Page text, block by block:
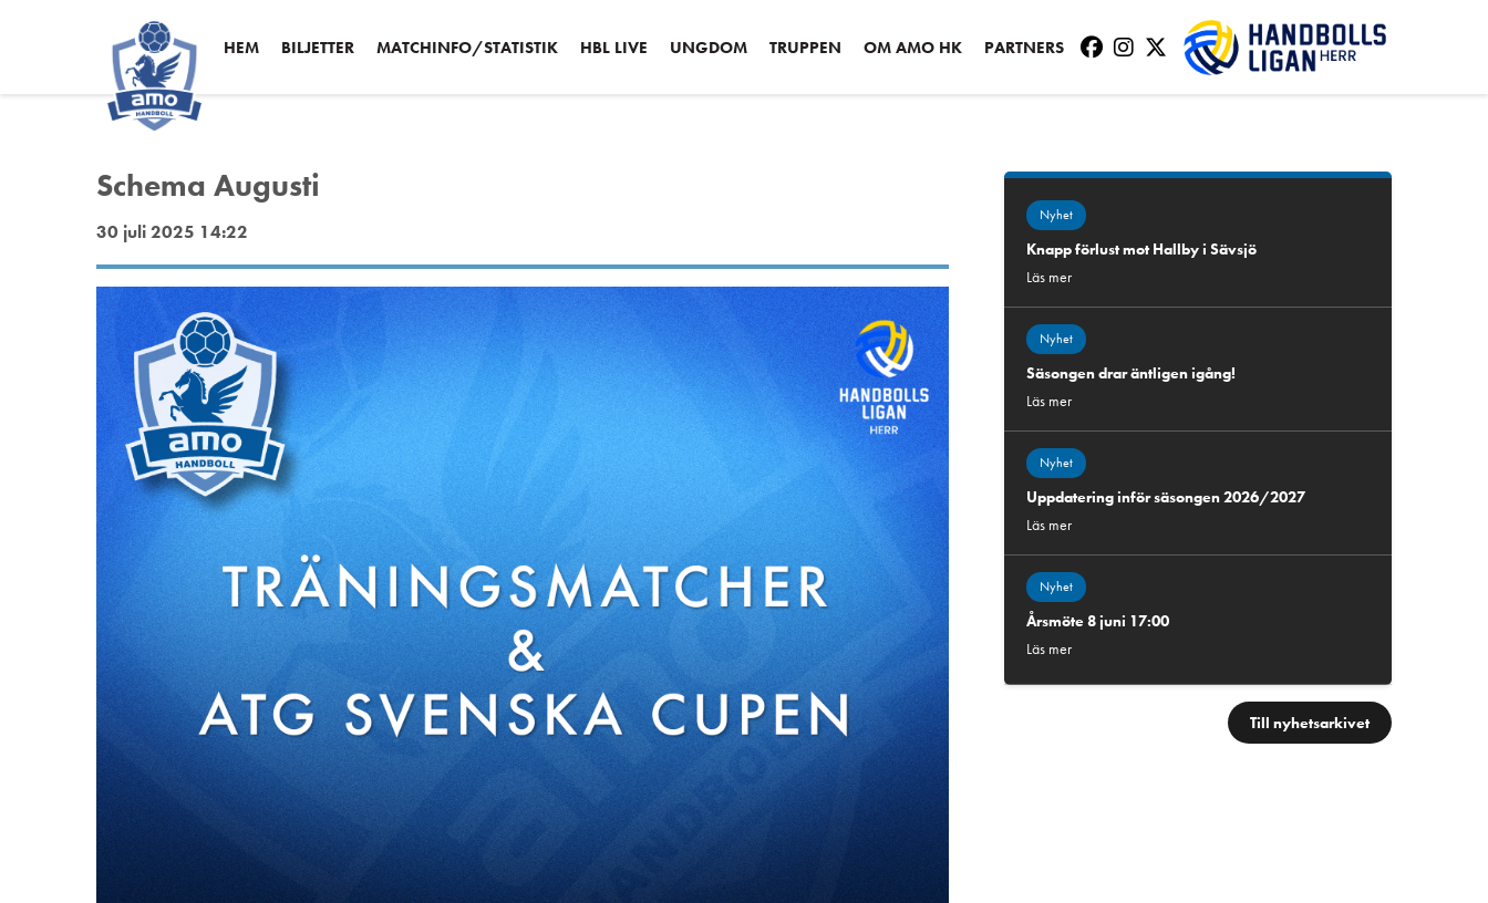
HEM BILJETTER MATCHINFO/STATISTIK HBL LIVE UNGDOM TRUPPEN OM AMO HK PARTNERS
Schema Augusti
30 juli 2025 14:22
Nyhet
Knapp förlust mot Hallby i Sävsjö
Läs mer
Nyhet
Säsongen drar äntligen igång!
Läs mer
Nyhet
Uppdatering inför säsongen 2026/2027
Läs mer
Nyhet
Årsmöte 8 juni 17:00
Läs mer
Till nyhetsarkivet